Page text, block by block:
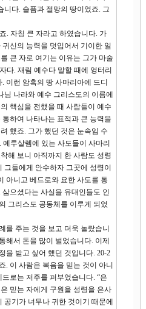
다. 슬픔과 절망의 땅이었죠. 그
. 자칭 큰 자라고 하였습니다. 가
신의 능력을 덧입어서 기이한 일
큰 자로 여기는 이유는 그가 마술
다. 재림 예수다 말할 때에 엉터리
이런 암흑의 땅 사마리아에 드디
나라와 예수 그리스도의 이름에
핵심을 전했을 때 사람들이 예수
하여 나타나는 표적과 큰 능력을
했죠. 그가 했던 것은 눈속임 수
루살렘에 있는 사도들이 사마리
해 보니 아직까지 한 사람도 성령
들에게 안수하자 그곳에 성령이
아니고 베드로와 요한 사도를 통
으셨다는 사실을 유대인들도 인
그리스도 공동체를 이루게 되었
를 주는 것을 보고 더욱 놀랐습니
해서 돈을 많이 벌었습니다. 이제
을 받고 싶어 했던 것입니다. 20-2
. 이 사람은 복음을 믿는 것이 아니
로는 저주를 퍼부었습니다. “은
믿는 자에게 구원을 성령을 은사
기가 너무나 귀한 것이기 때문에